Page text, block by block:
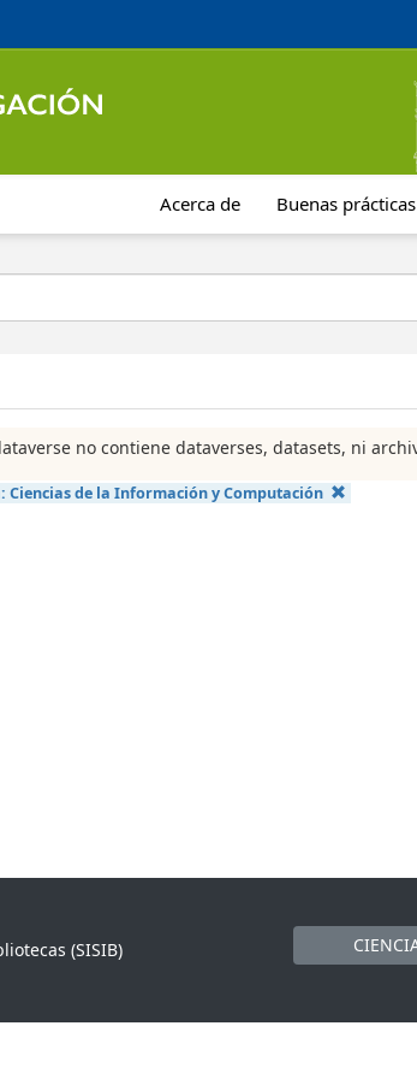
Acerca de Buenas prácticas
no contiene dataverses, datasets, ni
Ciencias de la Información y Computación
(SISIB)